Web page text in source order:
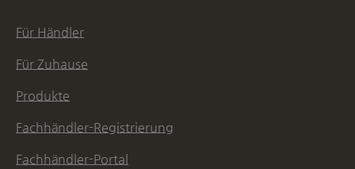
Für Händler
Für Zuhause
Produkte
Fachhändler-Registrierung
Fachhändler-Portal